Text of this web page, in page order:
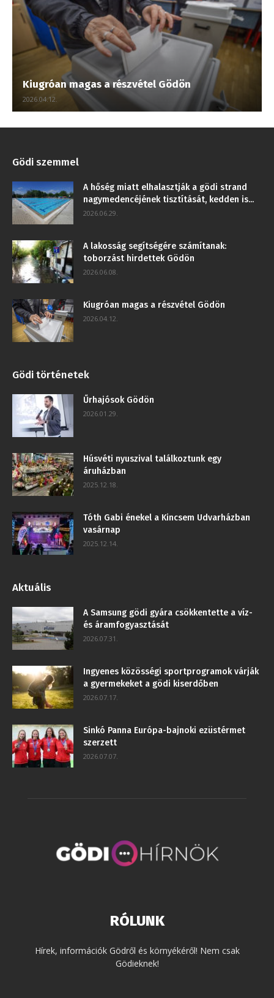
Kiugróan magas a részvétel Gödön
2026.04.12.
Gödi szemmel
A hőség miatt elhalasztják a gödi strand
nagymedencéjének tisztítását, kedden is...
2026.06.29.
A lakosság segítségére számítanak:
toborzást hirdettek Gödön
2026.06.08.
Kiugróan magas a részvétel Gödön
2026.04.12.
Gödi történetek
Űrhajósok Gödön
2026.01.29.
Húsvéti nyuszival találkoztunk egy
áruházban
2025.12.18.
Tóth Gabi énekel a Kincsem Udvarházban
vasárnap
2025.12.14.
Aktuális
A Samsung gödi gyára csökkentette a víz-
és áramfogyasztását
2026.07.31.
Ingyenes közösségi sportprogramok várják
a gyermekeket a gödi kiserdőben
2026.07.17.
Sinkó Panna Európa-bajnoki ezüstérmet
szerzett
2026.07.07.
RÓLUNK
Hírek, információk Gödről és környékéről! Nem csak
Gödieknek!